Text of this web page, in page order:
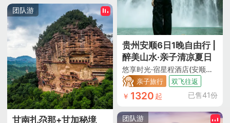
团队游
甘南扎尕那+甘加秘境
和当地交通都很顺畅。
整个旅行过程中，我还
学到了很多知识，这次
的旅行体验真的很值得
分享。？？？？？"
贵州安顺6日1晚自由行 |
醉美山水·亲子清凉夏日
悠享时光·宿星程酒店(安顺学院南马广场店)/锦江白玉兰酒店(安顺国贸广场店)可选·（安顺往返+早去晚回+酒店近安顺古城+酒店距机场仅15分钟车程+含手提7kg+托运10kg）
亲子旅行 双飞往返
￥ 1320 起 已售41份
团队游